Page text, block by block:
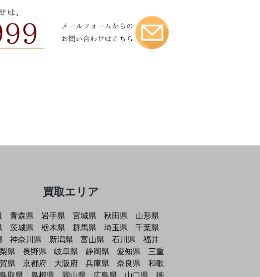
買取エリア
青森県 岩手県 宮城県 秋田県
山形県
茨城県 栃木県 群馬県 埼玉県
千葉県
神奈川県 新潟県 富山県 石川県
福井
県 長野県 岐阜県 静岡県 愛知県
三重
県 京都府 大阪府 兵庫県 奈良県
和歌